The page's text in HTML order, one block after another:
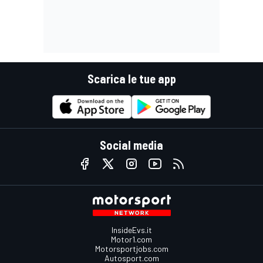
Scarica le tue app
Social media
InsideEvs.it
Motor1.com
Motorsportjobs.com
Autosport.com